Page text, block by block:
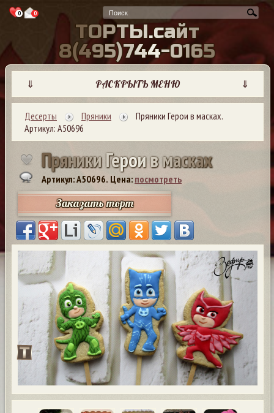
0 0
ТОРТЫ.сайт
8(495)744-0165
⇓ РАСКРЫТЬ МЕНЮ ⇓
Десерты Пряники
Пряники Герои в масках.
Артикул: А50696
ПряникиГероивмасках
Артикул: A50696. Цена: посмотреть
Заказать торт